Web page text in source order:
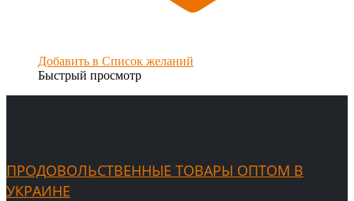
Добавить в Список желаний
Быстрый просмотр
ПРОДОВОЛЬСТВЕННЫЕ ТОВАРЫ ОПТОМ В
УКРАИНЕ